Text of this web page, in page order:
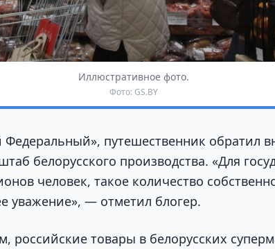
Иллюстративное фото.
Фото: GS.BY
путешественник обратил
белорусского производства. «Для
человек, такое количество
уважение», — отметил блогер.
российские товары в белорусских